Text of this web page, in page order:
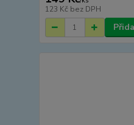
123 Kč bez DPH